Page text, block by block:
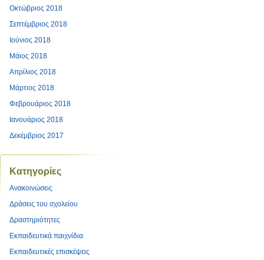
Οκτώβριος 2018
Σεπτέμβριος 2018
Ιούνιος 2018
Μάιος 2018
Απρίλιος 2018
Μάρτιος 2018
Φεβρουάριος 2018
Ιανουάριος 2018
Δεκέμβριος 2017
Kατηγορίες
Ανακοινώσεις
Δράσεις του σχολείου
Δραστηριότητες
Εκπαιδευτικά παιχνίδια
Εκπαιδευτικές επισκέψεις